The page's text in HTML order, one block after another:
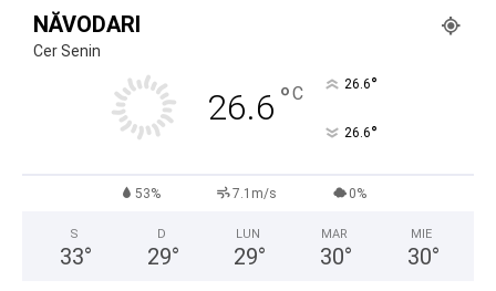
NĂVODARI
Cer Senin
26.6 °C 26.6°
26.6°
53% 7.1m/s 0%
S
33°
D
29°
LUN
29°
MAR
30°
MIE
30°